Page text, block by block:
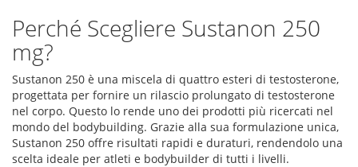
Perché Scegliere Sustanon 250
mg?
Sustanon 250 è una miscela di quattro esteri di testosterone,
progettata per fornire un rilascio prolungato di testosterone
nel corpo. Questo lo rende uno dei prodotti più ricercati nel
mondo del bodybuilding. Grazie alla sua formulazione unica,
Sustanon 250 offre risultati rapidi e duraturi, rendendolo una
scelta ideale per atleti e bodybuilder di tutti i livelli.